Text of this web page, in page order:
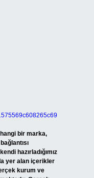
bir marka,
hazırladığımız
yer alan içerikler
kurum ve